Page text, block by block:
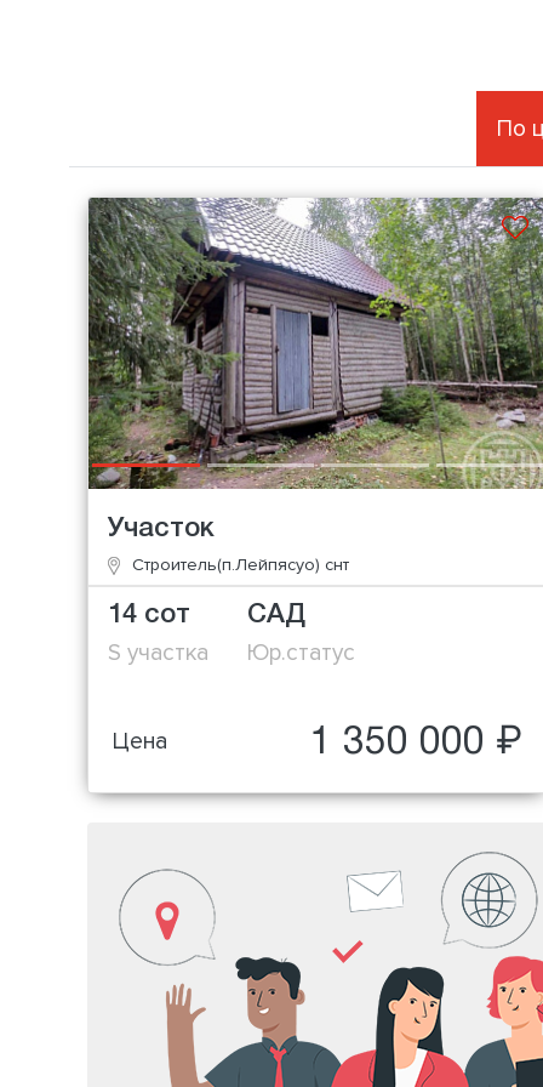
По
Участок
Строитель(п.Лейпясуо) снт
14 сот
S участка
САД
Юр.статус
Цена 1 350 000 ₽